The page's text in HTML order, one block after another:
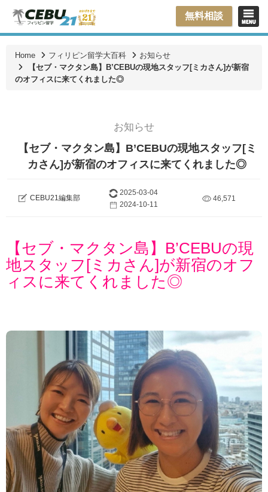
無料相談
Home フィリピン留学大百科
お知らせ
【セブ・マクタン島】B’CEBUの現地スタッフ[ミカさん]が新宿
のオフィスに来てくれました◎
お知らせ
【セブ・マクタン島】B’CEBUの現地スタッフ[ミ
カさん]が新宿のオフィスに来てくれました◎
CEBU21編集部
2025-03-04
2024-10-11
46,571
【セブ・マクタン島】B’CEBUの現
地スタッフ[ミカさん]が新宿のオフ
ィスに来てくれました◎